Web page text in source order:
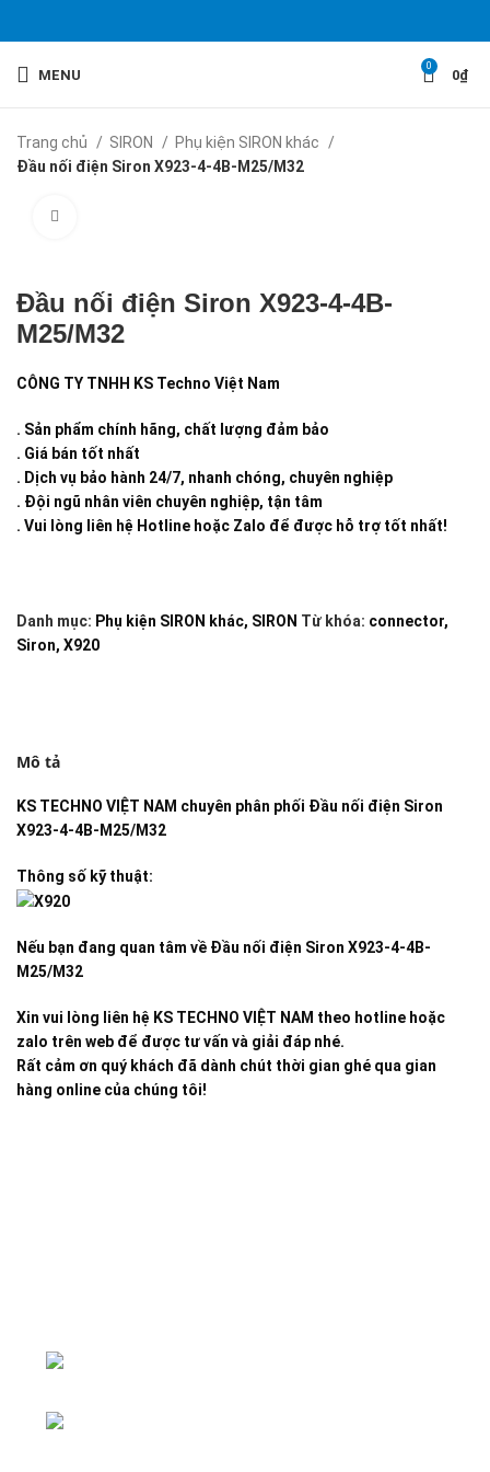
MENU
0
0₫
Trang chủ SIRON
Phụ kiện SIRON khác
Đầu nối điện Siron X923-4-4B-M25/M32
Đầu nối điện Siron X923-4-4B-
M25/M32
CÔNG TY TNHH KS Techno Việt Nam
. Sản phẩm chính hãng, chất lượng đảm bảo
. Giá bán tốt nhất
. Dịch vụ bảo hành 24/7, nhanh chóng, chuyên nghiệp
. Đội ngũ nhân viên chuyên nghiệp, tận tâm
. Vui lòng liên hệ Hotline hoặc Zalo để được hỗ trợ tốt nhất!
Danh mục: Phụ kiện SIRON khác, SIRON Từ khóa: connector,
Siron, X920
Mô tả
KS TECHNO VIỆT NAM chuyên phân phối Đầu nối điện Siron
X923-4-4B-M25/M32
Thông số kỹ thuật:
Nếu bạn đang quan tâm về Đầu nối điện Siron X923-4-4B-
M25/M32
Xin vui lòng liên hệ KS TECHNO VIỆT NAM theo hotline hoặc
zalo trên web để được tư vấn và giải đáp nhé.
Rất cảm ơn quý khách đã dành chút thời gian ghé qua gian
hàng online của chúng tôi!